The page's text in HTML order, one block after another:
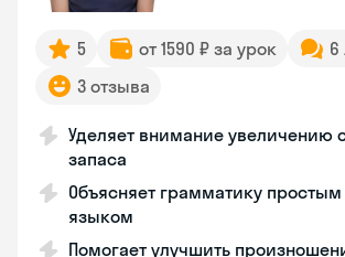
5 от 1590 ₽ за урок
6
3 отзыва
Уделяет внимание увеличению
запаса
Объясняет грамматику
языком
Помогает улучшить